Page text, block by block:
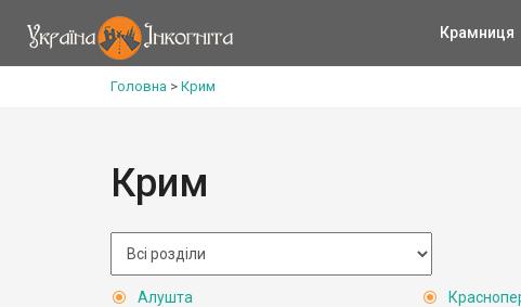
Крамниця
Головна > Крим
Крим
Алушта